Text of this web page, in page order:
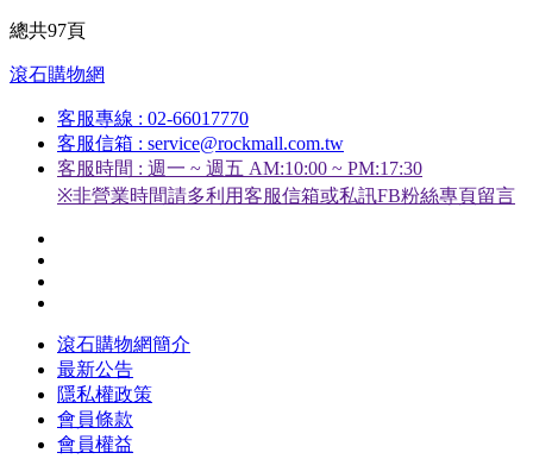
總共97頁
滾石購物網
客服專線 : 02-66017770
客服信箱 : service@rockmall.com.tw
客服時間 : 週一 ~ 週五 AM:10:00 ~ PM:17:30
※非營業時間請多利用客服信箱或私訊FB粉絲專頁留言
滾石購物網簡介
最新公告
隱私權政策
會員條款
會員權益